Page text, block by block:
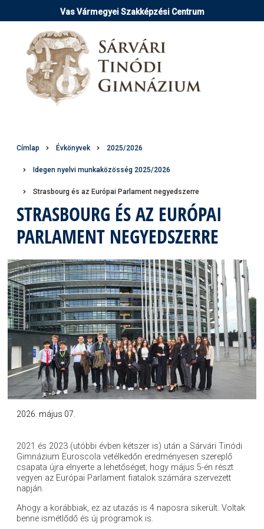
a
tartalomra
Vas Vármegyei Szakképzési Centrum
Morzsa
Címlap Évkönyvek 2025/2026
Idegen nyelvi munkaközösség 2025/2026
Strasbourg és az Európai Parlament negyedszerre
STRASBOURG ÉS AZ EURÓPAI
PARLAMENT NEGYEDSZERRE
2021 és 2023 (utóbbi évben kétszer is) után a Sárvári Tinódi
Gimnázium Euroscola vetélkedőn eredményesen szereplő
csapata újra elnyerte a lehetőséget, hogy május 5-én részt
vegyen az Európai Parlament fiatalok számára szervezett
napján.
Ahogy a korábbiak, ez az utazás is 4 naposra sikerült. Voltak
benne ismétlődő és új programok is.
2026. május 07.